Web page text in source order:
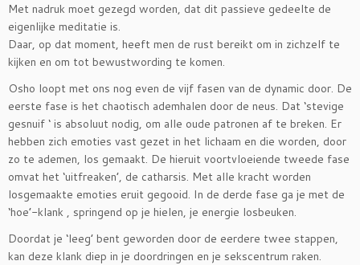
Met nadruk moet gezegd worden, dat dit passieve gedeelte de
eigenlijke meditatie is.
Daar, op dat moment, heeft men de rust bereikt om in zichzelf te
kijken en om tot bewustwording te komen.
Osho loopt met ons nog even de vijf fasen van de dynamic door. De
eerste fase is het chaotisch ademhalen door de neus. Dat ‘stevige
gesnuif ‘ is absoluut nodig, om alle oude patronen af te breken. Er
hebben zich emoties vast gezet in het lichaam en die worden, door
zo te ademen, los gemaakt. De hieruit voortvloeiende tweede fase
omvat het ‘uitfreaken’, de catharsis. Met alle kracht worden
losgemaakte emoties eruit gegooid. In de derde fase ga je met de
‘hoe’-klank , springend op je hielen, je energie losbeuken.
Doordat je ‘leeg’ bent geworden door de eerdere twee stappen,
kan deze klank diep in je doordringen en je sekscentrum raken.